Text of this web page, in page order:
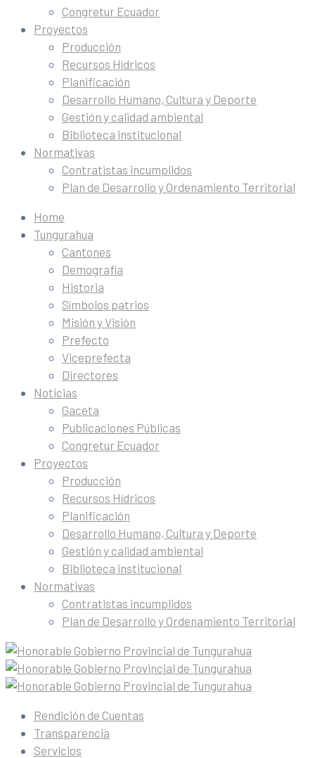
Congretur Ecuador
Proyectos
Producción
Recursos Hídricos
Planificación
Desarrollo Humano, Cultura y Deporte
Gestión y calidad ambiental
Biblioteca institucional
Normativas
Contratistas incumplidos
Plan de Desarrollo y Ordenamiento Territorial
Home
Tungurahua
Cantones
Demografía
Historia
Símbolos patrios
Misión y Visión
Prefecto
Viceprefecta
Directores
Noticias
Gaceta
Publicaciones Públicas
Congretur Ecuador
Proyectos
Producción
Recursos Hídricos
Planificación
Desarrollo Humano, Cultura y Deporte
Gestión y calidad ambiental
Biblioteca institucional
Normativas
Contratistas incumplidos
Plan de Desarrollo y Ordenamiento Territorial
Rendición de Cuentas
Transparencia
Servicios